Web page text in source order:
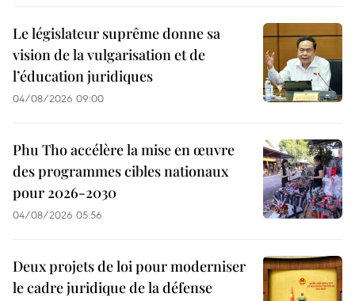
Le législateur suprême donne sa
vision de la vulgarisation et de
l’éducation juridiques
04/08/2026 09:00
Phu Tho accélère la mise en œuvre
des programmes cibles nationaux
pour 2026-2030
04/08/2026 05:56
Deux projets de loi pour moderniser
le cadre juridique de la défense